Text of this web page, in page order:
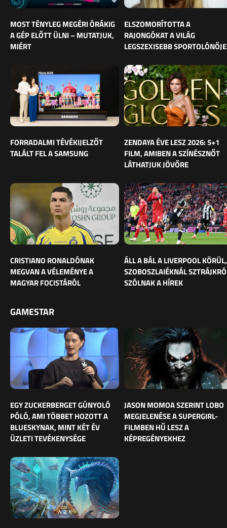
MOST TÉNYLEG MEGÉRI ÓRÁKIG
A GÉP ELŐTT ÜLNI – MUTATJUK,
MIÉRT
ELSZOMORÍTOTTA A
RAJONGÓKAT A VILÁG
LEGSZEXISEBB SPORTOLÓNŐJE
FORRADALMI TÉVÉKIJELZŐT
TALÁLT FEL A SAMSUNG
ZENDAYA ÉVE LESZ 2026: 5+1
FILM, AMIBEN A SZÍNÉSZNŐT
LÁTHATJUK JÖVŐRE
CRISTIANO RONALDÓNAK
MEGVAN A VÉLEMÉNYE A
MAGYAR FOCISTÁRÓL
ÁLL A BÁL A LIVERPOOL KÖRÜL,
SZOBOSZLAIÉKNÁL
SZÓLNAK A HÍREK
GAMESTAR
EGY ZUCKERBERGET GÚNYOLÓ
PÓLÓ, AMI TÖBBET HOZOTT A
BLUESKYNAK, MINT KÉT ÉV
ÜZLETI TEVÉKENYSÉGE
JASON MOMOA SZERINT LOBO
MEGJELENÉSE A SUPERGIRL-
FILMBEN HŰ LESZ A
KÉPREGÉNYEKHEZ